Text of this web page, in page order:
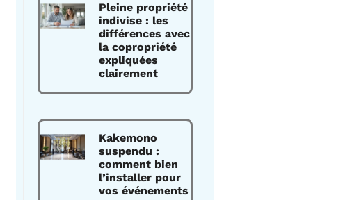
Pleine propriété
indivise : les
différences avec
la copropriété
expliquées
clairement
Kakemono
suspendu :
comment bien
l’installer pour
vos événements